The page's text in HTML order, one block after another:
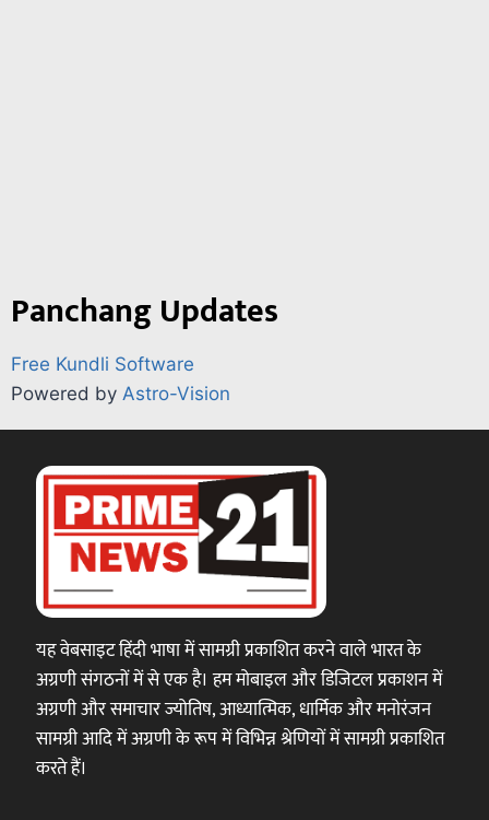
Panchang Updates
Free Kundli Software
Powered by Astro-Vision
यह वेबसाइट हिंदी भाषा में सामग्री प्रकाशित करने वाले भारत के
अग्रणी संगठनों में से एक है। हम मोबाइल और डिजिटल प्रकाशन में
अग्रणी और समाचार ज्योतिष, आध्यात्मिक, धार्मिक और मनोरंजन
सामग्री आदि में अग्रणी के रूप में विभिन्न श्रेणियों में सामग्री प्रकाशित
करते हैं।